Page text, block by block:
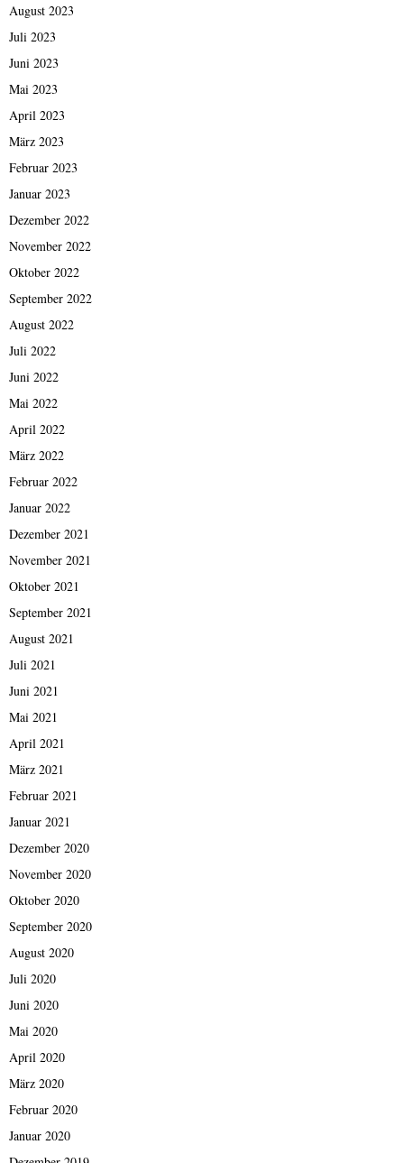
August 2023
Juli 2023
Juni 2023
Mai 2023
April 2023
März 2023
Februar 2023
Januar 2023
Dezember 2022
November 2022
Oktober 2022
September 2022
August 2022
Juli 2022
Juni 2022
Mai 2022
April 2022
März 2022
Februar 2022
Januar 2022
Dezember 2021
November 2021
Oktober 2021
September 2021
August 2021
Juli 2021
Juni 2021
Mai 2021
April 2021
März 2021
Februar 2021
Januar 2021
Dezember 2020
November 2020
Oktober 2020
September 2020
August 2020
Juli 2020
Juni 2020
Mai 2020
April 2020
März 2020
Februar 2020
Januar 2020